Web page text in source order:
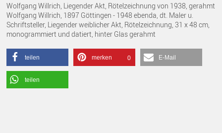
Wolfgang Willrich, Liegender Akt, Rötelzeichnung von 1938, gerahmt
Wolfgang Willrich, 1897 Göttingen - 1948 ebenda, dt. Maler u.
Schriftsteller, Liegender weiblicher Akt, Rötelzeichnung, 31 x 48 cm,
monogrammiert und datiert, hinter Glas gerahmt
teilen merken 0 E-Mail
teilen